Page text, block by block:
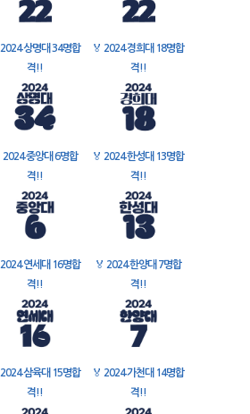
2024 상명대 34명합
격!!
🏅 2024 경희대 18명합
격!!
2024 중앙대 6명합
격!!
🏅 2024 한성대 13명합
격!!
2024 연세대 16명합
격!!
🏅 2024 한양대 7명합
격!!
2024 삼육대 15명합
격!!
🏅 2024 가천대 14명합
격!!